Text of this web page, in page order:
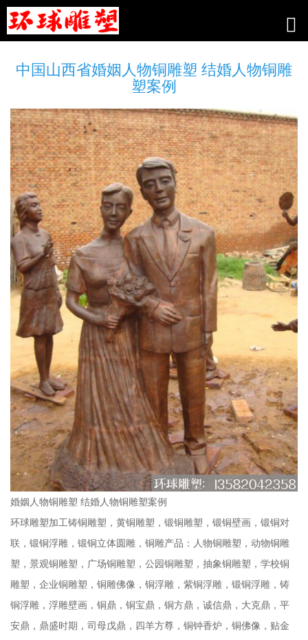
中国山西省婚姻人物铜雕塑 结婚人物铜雕
塑案例
婚姻人物铜雕塑 结婚人物铜雕塑案例
环球雕塑加工铸铜雕塑，黄铜雕塑，锻铜雕塑，锻铜壁画，锻铜对
联，锻铜浮雕，锻铜立体圆雕，铜雕产品：人物铜雕塑，动物铜雕
塑，景观铜雕塑，广场铜雕塑，公园铜雕塑，抽象铜雕塑，学校铜
雕塑，企业铜雕塑，铜雕佛像，铜浮雕，紫铜浮雕，锻铜浮雕，铸
铜浮雕，浮雕壁画，铜鼎，铜宝鼎，铜方鼎，诚信鼎，大克鼎，平
安鼎，鼎盛时期，司母戊鼎，四羊方尊，铜钟香炉，铜佛像，贴金